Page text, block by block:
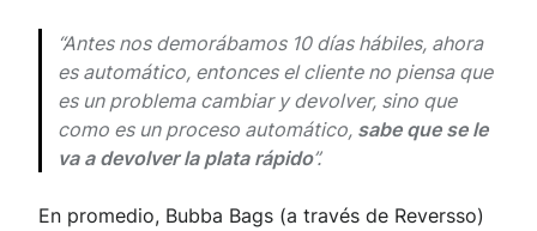
“Antes nos demorábamos 10 días hábiles, ahora
es automático, entonces el cliente no piensa que
es un problema cambiar y devolver, sino que
como es un proceso automático, sabe que se le
va a devolver la plata rápido”.
En promedio, Bubba Bags (a través de Reversso)